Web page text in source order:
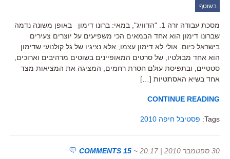
בשוטף
מסכת עבודה זרה 1. "הדוויג", במאי: ברונו דימון באופן משונה נדמה
שברונו דימון הוא אחד הבמאים הכי משפיעים על יוצרים צעירים
בישראל כיום. אולי לא דימון עצמו, אלא נציגיו של גל קולנועי שדימון
הוא אחד מבולטיו, של סרטים המאופיינים בשוטים מרהיבים וארוכים,
סטטיים, ובתפיסת עולם חסרת רחמים, המציגה את המציאות מצד
אחד בשיא האסתטיות […]
CONTINUE READING
Tags: פסטיבל חיפה 2010
30 ספטמבר 2010 | 20:17 ~
15 COMMENTS